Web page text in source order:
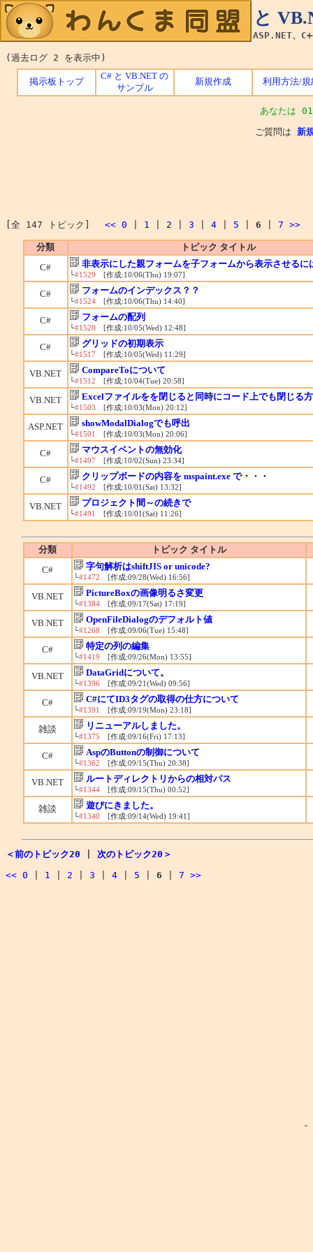
C# と
ASP.NET、
(過去ログ 2 を表示中)
掲示板トップ
C# と VB.NET の
サンプル
新規作成 利用方法/規
あなたは
ご質問は 新
[全 147 トピック] << 0 1 2 3 4 5 6 7 >>
分類 トピック タイトル
C# 非表示にした親フォームを子フォームから表示させるに
└#1529 [作成:10/06(Thu) 19:07]
C# フォームのインデックス？？
└#1524[作成:10/06(Thu) 14:40]
C# フォームの配列
└#1520 [作成:10/05(Wed) 12:48]
C# グリッドの初期表示
└#1517 [作成:10/05(Wed) 11:29]
VB.NET CompareToについて
└#1512 [作成:10/04(Tue) 20:58]
VB.NET Excelファイルをを閉じると同時にコード上でも閉じる
└#1503 [作成:10/03(Mon) 20:12]
ASP.NET showModalDialogでも呼出
└#1501 [作成:10/03(Mon) 20:06]
C# マウスイベントの無効化
└#1497 [作成:10/02(Sun) 23:34]
C# クリップボードの内容を mspaint.exe で・・・
└#1492 [作成:10/01(Sat) 13:32]
VB.NET プロジェクト間～の続きで
└#1491 [作成:10/01(Sat) 11:26]
分類 トピック タイトル
C# 字句解析はshiftJIS or unicode?
└#1472 [作成:09/28(Wed) 16:56]
VB.NET PictureBoxの画像明るさ変更
└#1384[作成:09/17(Sat) 17:19]
VB.NET OpenFileDialogのデフォルト値
└#1268 [作成:09/06(Tue) 15:48]
C# 特定の列の編集
└#1419 [作成:09/26(Mon) 13:55]
VB.NET DataGridについて。
└#1396[作成:09/21(Wed) 09:56]
C# C#にてID3タグの取得の仕方について
└#1391 [作成:09/19(Mon) 23:18]
雑談 リニューアルしました。
└#1375 [作成:09/16(Fri) 17:13]
C# AspのButtonの制御について
└#1362 [作成:09/15(Thu) 20:38]
VB.NET ルートディレクトリからの相対パス
└#1344[作成:09/15(Thu) 00:52]
雑談 遊びにきました。
└#1340 [作成:09/14(Wed) 19:41]
＜前のトピック20
次のトピック20＞
<< 0 1 2 3 4 5 6 7 >>